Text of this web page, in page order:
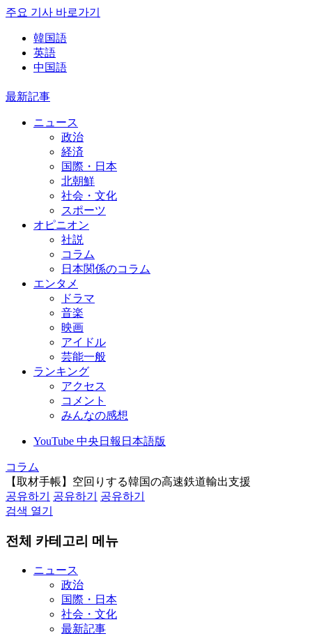
주요 기사 바로가기
韓国語
英語
中国語
最新記事
ニュース
政治
経済
国際・日本
北朝鮮
社会・文化
スポーツ
オピニオン
社説
コラム
日本関係のコラム
エンタメ
ドラマ
音楽
映画
アイドル
芸能一般
ランキング
アクセス
コメント
みんなの感想
YouTube 中央日報日本語版
コラム
【取材手帳】空回りする韓国の高速鉄道輸出支援
공유하기
공유하기
공유하기
검색 열기
전체 카테고리 메뉴
ニュース
政治
国際・日本
社会・文化
最新記事